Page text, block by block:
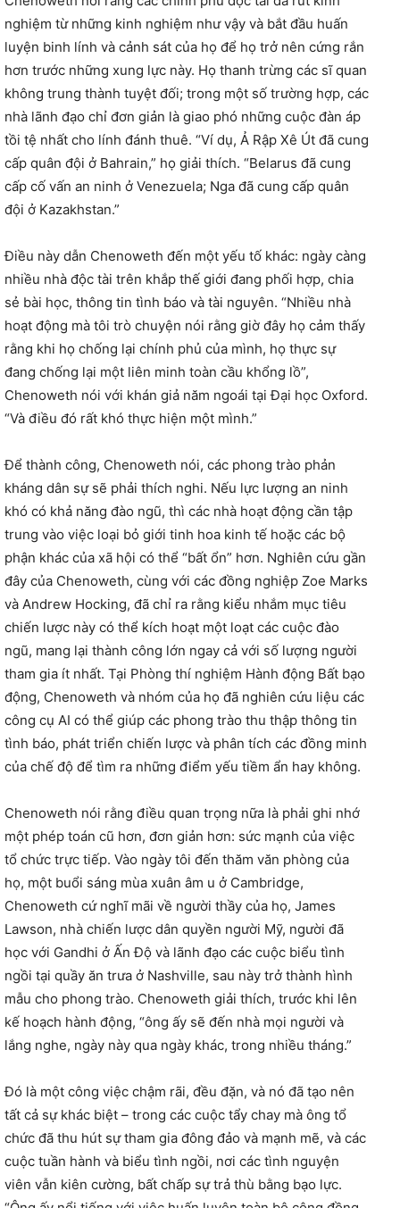
nghiệm từ những kinh nghiệm như vậy và bắt đầu huấn
luyện binh lính và cảnh sát của họ để họ trở nên cứng rắn
hơn trước những xung lực này. Họ thanh trừng các sĩ quan
không trung thành tuyệt đối; trong một số trường hợp, các
nhà lãnh đạo chỉ đơn giản là giao phó những cuộc đàn áp
tồi tệ nhất cho lính đánh thuê. “Ví dụ, Ả Rập Xê Út đã cung
cấp quân đội ở Bahrain,” họ giải thích. “Belarus đã cung
cấp cố vấn an ninh ở Venezuela; Nga đã cung cấp quân
đội ở Kazakhstan.”
Điều này dẫn Chenoweth đến một yếu tố khác: ngày càng
nhiều nhà độc tài trên khắp thế giới đang phối hợp, chia
sẻ bài học, thông tin tình báo và tài nguyên. “Nhiều nhà
hoạt động mà tôi trò chuyện nói rằng giờ đây họ cảm thấy
rằng khi họ chống lại chính phủ của mình, họ thực sự
đang chống lại một liên minh toàn cầu khổng lồ”,
Chenoweth nói với khán giả năm ngoái tại Đại học Oxford.
“Và điều đó rất khó thực hiện một mình.”
Để thành công, Chenoweth nói, các phong trào phản
kháng dân sự sẽ phải thích nghi. Nếu lực lượng an ninh
khó có khả năng đào ngũ, thì các nhà hoạt động cần tập
trung vào việc loại bỏ giới tinh hoa kinh tế hoặc các bộ
phận khác của xã hội có thể “bất ổn” hơn. Nghiên cứu gần
đây của Chenoweth, cùng với các đồng nghiệp Zoe Marks
và Andrew Hocking, đã chỉ ra rằng kiểu nhắm mục tiêu
chiến lược này có thể kích hoạt một loạt các cuộc đào
ngũ, mang lại thành công lớn ngay cả với số lượng người
tham gia ít nhất. Tại Phòng thí nghiệm Hành động Bất bạo
động, Chenoweth và nhóm của họ đã nghiên cứu liệu các
công cụ AI có thể giúp các phong trào thu thập thông tin
tình báo, phát triển chiến lược và phân tích các đồng minh
của chế độ để tìm ra những điểm yếu tiềm ẩn hay không.
Chenoweth nói rằng điều quan trọng nữa là phải ghi nhớ
một phép toán cũ hơn, đơn giản hơn: sức mạnh của việc
tổ chức trực tiếp. Vào ngày tôi đến thăm văn phòng của
họ, một buổi sáng mùa xuân âm u ở Cambridge,
Chenoweth cứ nghĩ mãi về người thầy của họ, James
Lawson, nhà chiến lược dân quyền người Mỹ, người đã
học với Gandhi ở Ấn Độ và lãnh đạo các cuộc biểu tình
ngồi tại quầy ăn trưa ở Nashville, sau này trở thành hình
mẫu cho phong trào. Chenoweth giải thích, trước khi lên
kế hoạch hành động, “ông ấy sẽ đến nhà mọi người và
lắng nghe, ngày này qua ngày khác, trong nhiều tháng.”
Đó là một công việc chậm rãi, đều đặn, và nó đã tạo nên
tất cả sự khác biệt – trong các cuộc tẩy chay mà ông tổ
chức đã thu hút sự tham gia đông đảo và mạnh mẽ, và các
cuộc tuần hành và biểu tình ngồi, nơi các tình nguyện
viên vẫn kiên cường, bất chấp sự trả thù bằng bạo lực.